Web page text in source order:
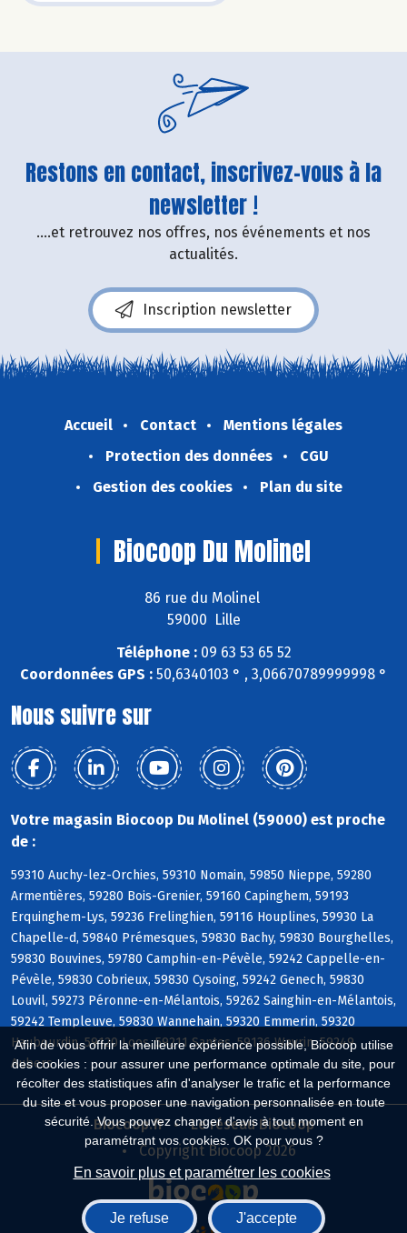
Afin de vous offrir la meilleure expérience possible, Biocoop utilise
des cookies : pour assurer une performance optimale du site, pour
récolter des statistiques afin d'analyser le trafic et la performance
du site et vous proposer une navigation personnalisée en toute
sécurité. Vous pouvez changer d'avis à tout moment en
paramétrant vos cookies. OK pour vous ?
En savoir plus et paramétrer les cookies
Je refuse J'accepte
Restons en contact, inscrivez-vous à la
newsletter !
....et retrouvez nos offres, nos événements et nos
actualités.
Inscription newsletter
Accueil Contact
Mentions légales
Protection des données
CGU
Gestion des cookies
Plan du site
Biocoop Du Molinel
86 rue du Molinel
59000 Lille
Téléphone :09 63 53 65 52
Coordonnées GPS : 50,6340103 ° , 3,06670789999998 °
Nous suivre sur
Votre magasin Biocoop Du Molinel (59000) est proche
de :
59310 Auchy-lez-Orchies, 59310 Nomain, 59850 Nieppe, 59280
Armentières, 59280 Bois-Grenier, 59160 Capinghem, 59193
Erquinghem-Lys, 59236 Frelinghien, 59116 Houplines, 59930 La
Chapelle-d, 59840 Prémesques, 59830 Bachy, 59830 Bourghelles,
59830 Bouvines, 59780 Camphin-en-Pévèle, 59242 Cappelle-en-
Pévèle, 59830 Cobrieux, 59830 Cysoing, 59242 Genech, 59830
Louvil, 59273 Péronne-en-Mélantois, 59262 Sainghin-en-Mélantois,
59242 Templeuve, 59830 Wannehain, 59320 Emmerin, 59320
Haubourdin, 59120 Loos, 59211 Santes, 59136 Wavrin, 59249
Aubers
Biocoop.fr
Le réseau Biocoop
Copyright Biocoop 2026